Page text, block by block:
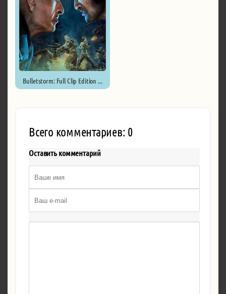
Bulletstorm: Full Clip Edition ...
Всего комментариев: 0
Оставить комментарий